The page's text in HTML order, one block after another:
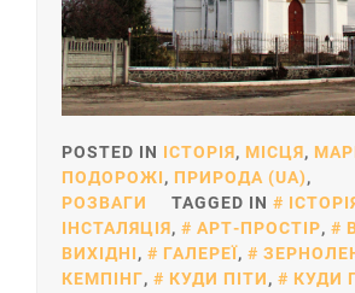
POSTED IN ІСТОРІЯ, МІСЦЯ,
ПОДОРОЖІ, ПРИРОДА (UA),
РОЗВАГИ
TAGGED IN
ІНСТАЛЯЦІЯ, АРТ-ПРОСТІР,
ВИХІДНІ, ГАЛЕРЕЇ,
КЕМПІНГ, КУДИ ПІТИ, КУДИ